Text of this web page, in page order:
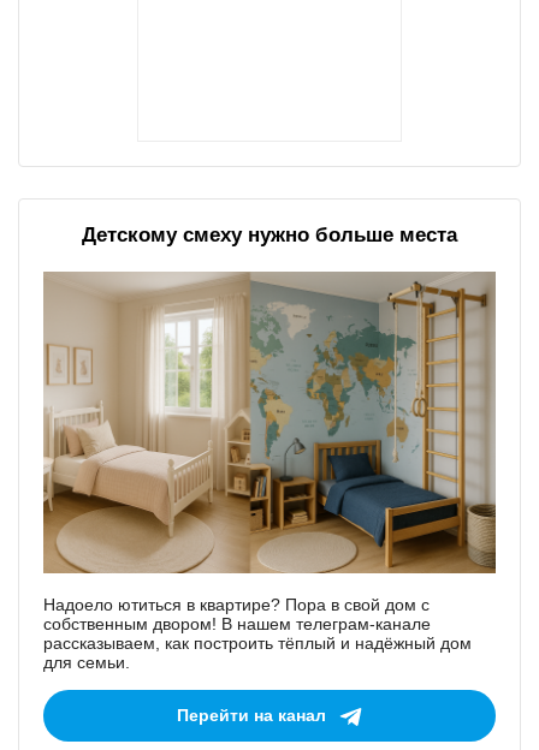
Детскому смеху нужно больше места
Надоело ютиться в квартире? Пора в свой дом с
собственным двором! В нашем телеграм-канале
рассказываем, как построить тёплый и надёжный дом
для семьи.
Перейти на канал